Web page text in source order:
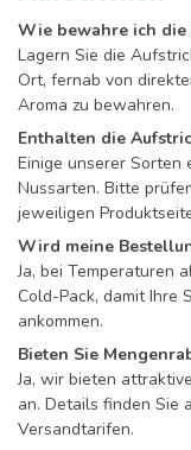
Wie bewahre ich die
Lagern Sie die
Ort, fernab von
Aroma zu bewahren.
Enthalten die
Einige unserer Sorten
Nussarten. Bitte
jeweiligen
Wird meine
Ja, bei Temperaturen
Cold-Pack, damit Ihre
ankommen.
Bieten Sie
Ja, wir bieten
an. Details finden Sie
Versandtarifen.